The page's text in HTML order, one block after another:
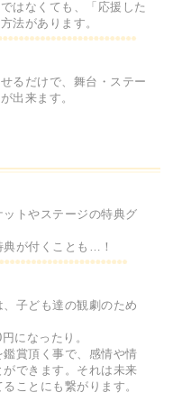
はなくても、「応援した
法があります。
るだけで、舞台・ステー
出来ます。
トやステージの特典グ
が付くことも…！
子ども達の観劇のため
になったり。
賞頂く事で、感情や情
できます。それは未来
ことにも繋がります。